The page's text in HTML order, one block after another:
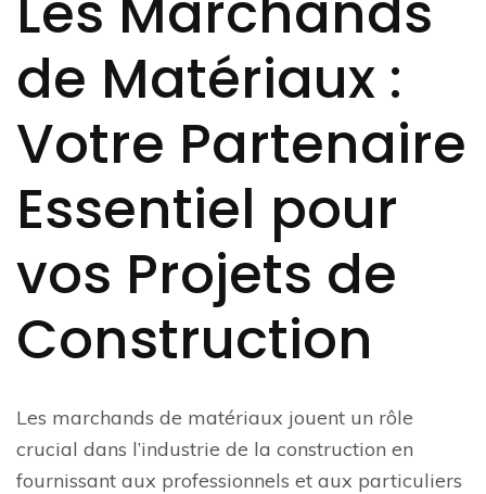
de Matériaux :
Votre Partenaire
Essentiel pour
vos Projets de
Construction
Les marchands de matériaux jouent un rôle
crucial dans l’industrie de la construction en
fournissant aux professionnels et aux particuliers